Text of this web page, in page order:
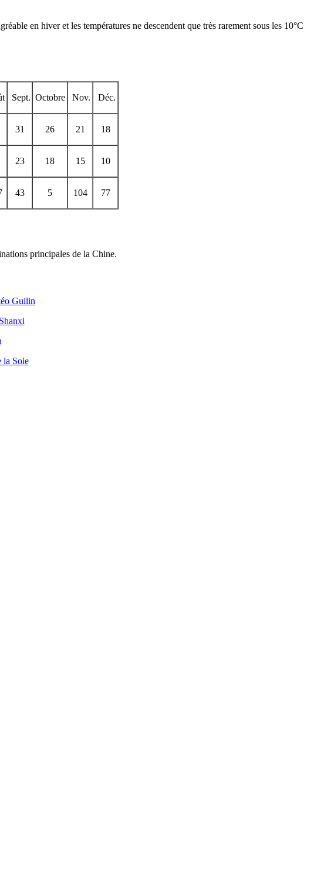
en hiver et les températures ne descendent que très rarement sous les 10°C
Sept. Octobre Nov. Déc.
31 26 21 18
23 18 15 10
43 5 104 77
principales de la Chine.
Guilin
la Soie